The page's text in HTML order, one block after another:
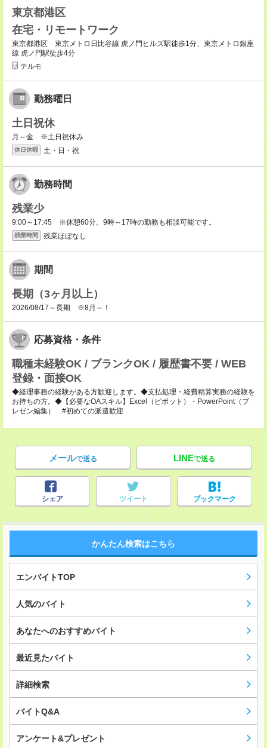
東京都港区
在宅・リモートワーク
東京都港区 東京メトロ日比谷線 虎ノ門ヒルズ駅徒歩1分、東京メトロ銀座
線 虎ノ門駅徒歩4分
テルモ
勤務曜日
土日祝休
月～金 ※土日祝休み
休日休暇 土・日・祝
勤務時間
残業少
9:00～17:45 ※休憩60分。9時～17時の勤務も相談可能です。
残業時間 残業ほぼなし
期間
長期（3ヶ月以上）
2026/08/17～長期 ※8月～！
応募資格・条件
職種未経験OK / ブランクOK / 履歴書不要 / WEB
登録・面接OK
◆経理事務の経験がある方歓迎します。◆支払処理・経費精算実務の経験を
お持ちの方。◆【必要なOAスキル】Excel（ピボット）・PowerPoint（プ
レゼン編集） #初めての派遣歓迎
メールで送る LINEで送る
シェア ツイート ブックマーク
かんたん検索はこちら
エンバイトTOP
人気のバイト
あなたへのおすすめバイト
最近見たバイト
詳細検索
バイトQ&A
アンケート&プレゼント